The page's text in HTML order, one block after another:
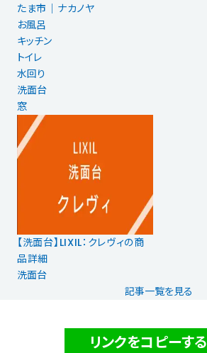
たま市｜ナカノヤ
お風呂
キッチン
トイレ
水回り
洗面台
窓
【洗面台】LIXIL：クレヴィの商
品詳細
洗面台
記事一覧を見る
リンクをコピーする